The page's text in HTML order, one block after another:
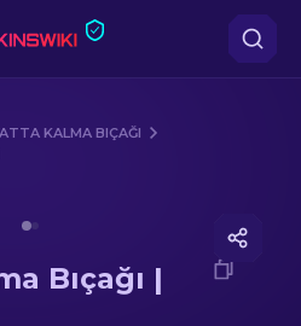
KALMA BIÇAĞI
Bıçağı |